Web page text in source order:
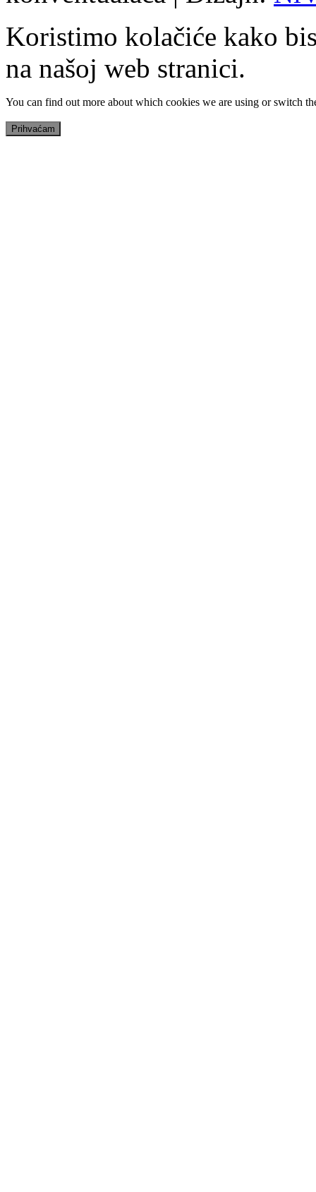
Koristimo kolačiće kako
na našoj web stranici.
You can find out more about which cookies we are using or switch
Prihvaćam